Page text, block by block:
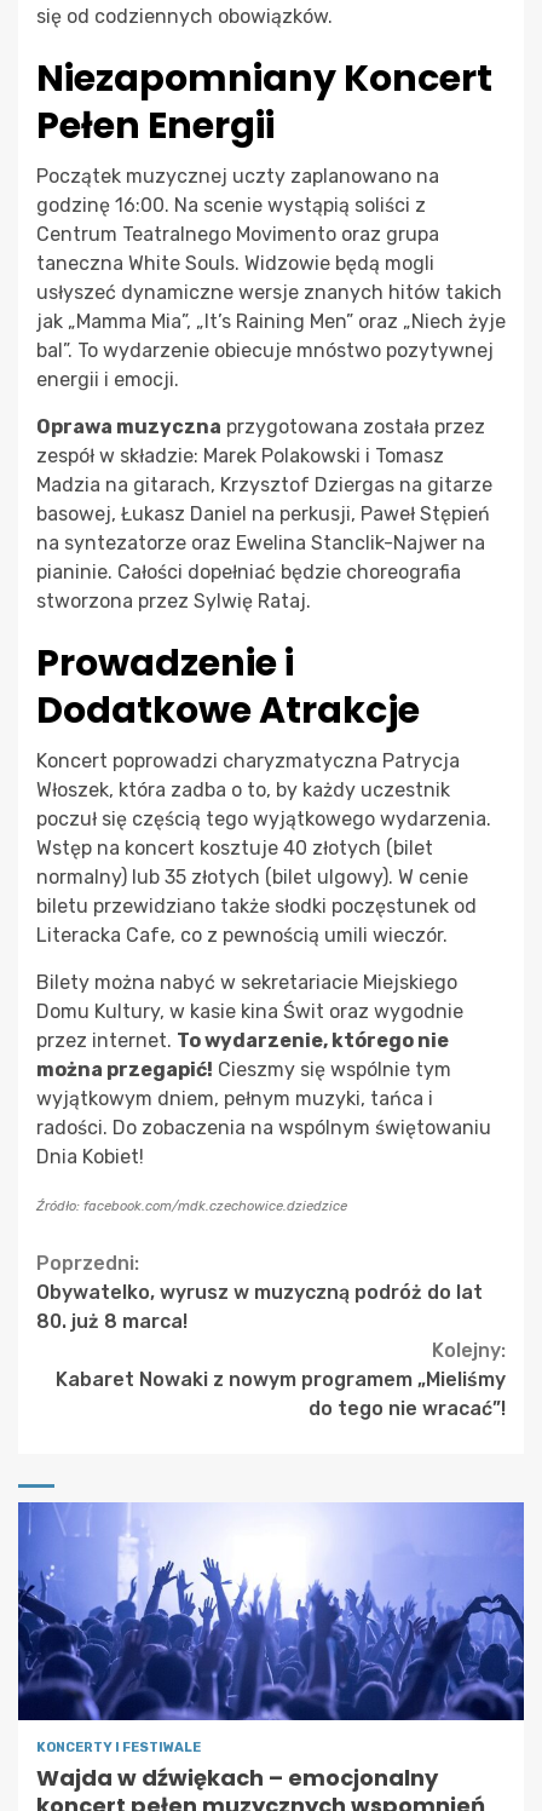
się od codziennych obowiązków.
Niezapomniany Koncert
Pełen Energii
Początek muzycznej uczty zaplanowano na
godzinę 16:00. Na scenie wystąpią soliści z
Centrum Teatralnego Movimento oraz grupa
taneczna White Souls. Widzowie będą mogli
usłyszeć dynamiczne wersje znanych hitów takich
jak „Mamma Mia”, „It’s Raining Men” oraz „Niech żyje
bal”. To wydarzenie obiecuje mnóstwo pozytywnej
energii i emocji.
Oprawa muzyczna przygotowana została przez
zespół w składzie: Marek Polakowski i Tomasz
Madzia na gitarach, Krzysztof Dziergas na gitarze
basowej, Łukasz Daniel na perkusji, Paweł Stępień
na syntezatorze oraz Ewelina Stanclik-Najwer na
pianinie. Całości dopełniać będzie choreografia
stworzona przez Sylwię Rataj.
Prowadzenie i
Dodatkowe Atrakcje
Koncert poprowadzi charyzmatyczna Patrycja
Włoszek, która zadba o to, by każdy uczestnik
poczuł się częścią tego wyjątkowego wydarzenia.
Wstęp na koncert kosztuje 40 złotych (bilet
normalny) lub 35 złotych (bilet ulgowy). W cenie
biletu przewidziano także słodki poczęstunek od
Literacka Cafe, co z pewnością umili wieczór.
Bilety można nabyć w sekretariacie Miejskiego
Domu Kultury, w kasie kina Świt oraz wygodnie
przez internet. To wydarzenie, którego nie
można przegapić! Cieszmy się wspólnie tym
wyjątkowym dniem, pełnym muzyki, tańca i
radości. Do zobaczenia na wspólnym świętowaniu
Dnia Kobiet!
Źródło: facebook.com/mdk.czechowice.dziedzice
Continue
Reading
Poprzedni:
Obywatelko, wyrusz w muzyczną podróż do lat
80. już 8 marca!
Kolejny:
Kabaret Nowaki z nowym programem „Mieliśmy
do tego nie wracać”!
KONCERTY I FESTIWALE
Wajda w dźwiękach – emocjonalny